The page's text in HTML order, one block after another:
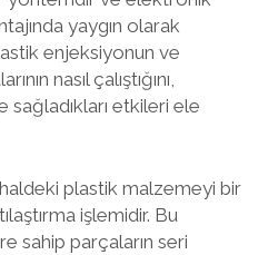
yaygın olarak
enjeksiyonun ve
nasıl çalıştığını,
sağladıkları etkileri ele
plastik malzemeyi bir
işlemidir. Bu
sahip parçaların seri